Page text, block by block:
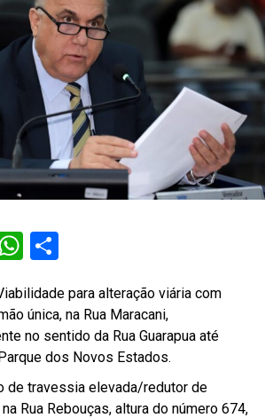
WhatsApp
Share
para alteração viária com
única, na Rua Maracani,
no sentido da Rua Guarapua até
dos Novos Estados.
de travessia elevada/redutor de
Rua Rebouças, altura do número 674,